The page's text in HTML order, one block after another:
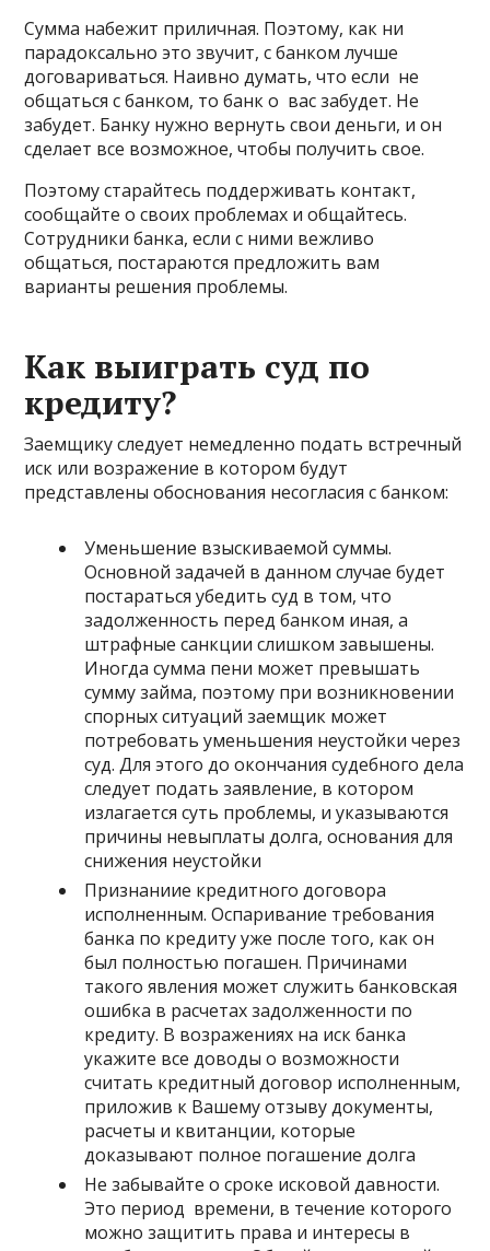
Сумма набежит приличная. Поэтому, как ни
парадоксально это звучит, с банком лучше
договариваться. Наивно думать, что если не
общаться с банком, то банк о вас забудет. Не
забудет. Банку нужно вернуть свои деньги, и он
сделает все возможное, чтобы получить свое.
Поэтому старайтесь поддерживать контакт,
сообщайте о своих проблемах и общайтесь.
Сотрудники банка, если с ними вежливо
общаться, постараются предложить вам
варианты решения проблемы.
Как выиграть суд по
кредиту?
Заемщику следует немедленно подать встречный
иск или возражение в котором будут
представлены обоснования несогласия с банком:
Уменьшение взыскиваемой суммы.
Основной задачей в данном случае будет
постараться убедить суд в том, что
задолженность перед банком иная, а
штрафные санкции слишком завышены.
Иногда сумма пени может превышать
сумму займа, поэтому при возникновении
спорных ситуаций заемщик может
потребовать уменьшения неустойки через
суд. Для этого до окончания судебного дела
следует подать заявление, в котором
излагается суть проблемы, и указываются
причины невыплаты долга, основания для
снижения неустойки
Признаниие кредитного договора
исполненным. Оспаривание требования
банка по кредиту уже после того, как он
был полностью погашен. Причинами
такого явления может служить банковская
ошибка в расчетах задолженности по
кредиту. В возражениях на иск банка
укажите все доводы о возможности
считать кредитный договор исполненным,
приложив к Вашему отзыву документы,
расчеты и квитанции, которые
доказывают полное погашение долга
Не забывайте о сроке исковой давности.
Это период времени, в течение которого
можно защитить права и интересы в